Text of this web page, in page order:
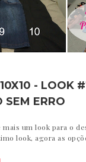
- LOOK
SEM ERRO
um look para o
look, agora as